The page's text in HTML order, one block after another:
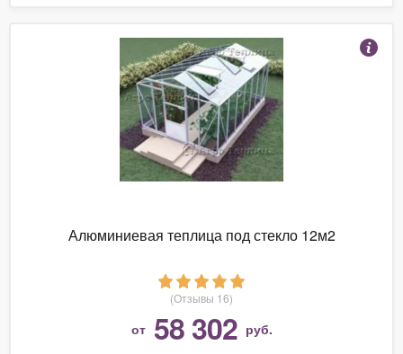
Алюминиевая теплица под стекло 12м2
(Отзывы 16)
от 58 302 руб.